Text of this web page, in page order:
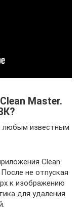
Master.
любым известным
Clean
не отпуская
к изображению
для удаления